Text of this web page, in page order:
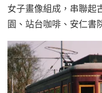
女子畫像組成，串聯起
園、站台咖啡、安仁書